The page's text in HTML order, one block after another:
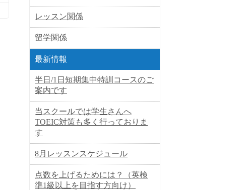
レッスン関係
留学関係
最新情報
半日/1日短期集中特訓コースのご
案内です
当スクールでは学生さんへ
TOEIC対策も多く行っておりま
す
8月レッスンスケジュール
点数を上げるためには？（英検
準1級以上を目指す方向け）